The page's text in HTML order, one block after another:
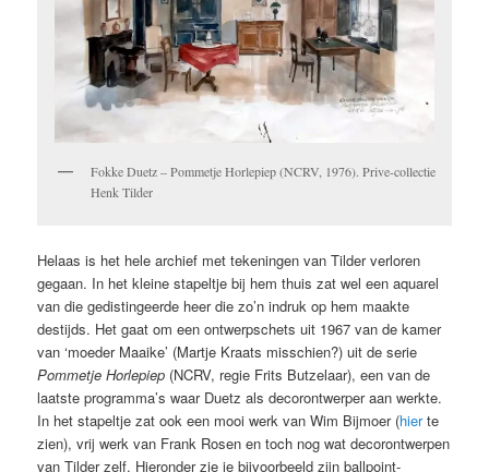
Fokke Duetz – Pommetje Horlepiep (NCRV, 1976). Prive-collectie
Henk Tilder
Helaas is het hele archief met tekeningen van Tilder verloren
gegaan. In het kleine stapeltje bij hem thuis zat wel een aquarel
van die gedistingeerde heer die zo’n indruk op hem maakte
destijds. Het gaat om een ontwerpschets uit 1967 van de kamer
van ‘moeder Maaike’ (Martje Kraats misschien?) uit de serie
Pommetje Horlepiep (NCRV, regie Frits Butzelaar), een van de
laatste programma’s waar Duetz als decorontwerper aan werkte.
In het stapeltje zat ook een mooi werk van Wim Bijmoer (hierte
zien), vrij werk van Frank Rosen en toch nog wat decorontwerpen
van Tilder zelf. Hieronder zie je bijvoorbeeld zijn ballpoint-